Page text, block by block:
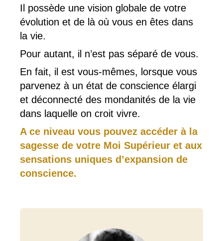
Il possède une vision globale de votre
évolution et de là où vous en êtes dans
la vie.
Pour autant, il n’est pas séparé de vous.
En fait, il est vous-mêmes, lorsque vous
parvenez à un état de conscience élargi
et déconnecté des mondanités de la vie
dans laquelle on croit vivre.
A ce niveau vous pouvez accéder à la
sagesse de votre Moi Supérieur et aux
sensations uniques d’expansion de
conscience.